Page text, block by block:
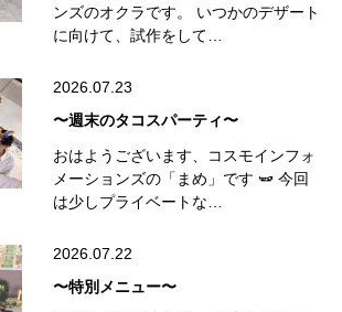
ンズのオクラです。 いつかのデザート
に向けて、試作をして…
2026.07.23
〜週末のタコスパーティ〜
おはようございます、コスモインフォ
メーションズの「まめ」です 🫛 今回
は少しプライベートな…
2026.07.22
〜特別メニュー〜